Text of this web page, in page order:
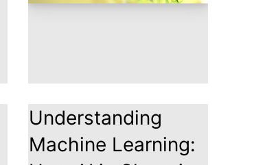
Understanding
Machine Learning: